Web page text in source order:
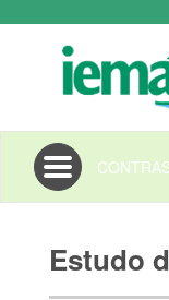
Toggle
navigation
Estudo